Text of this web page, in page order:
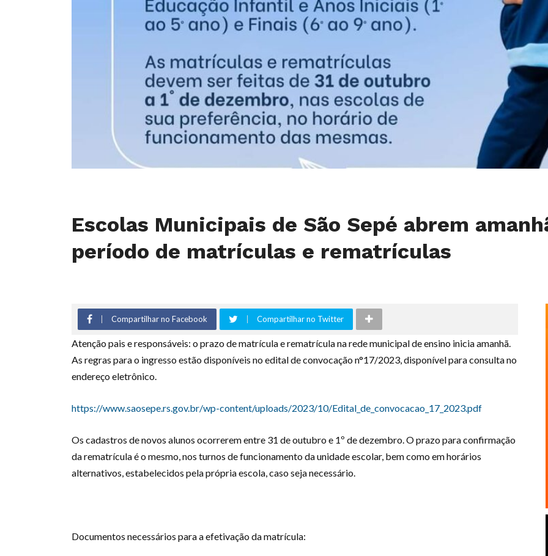
Escolas Municipais de São Sepé abrem
período de matrículas e rematrículas
Compartilhar no Facebook Compartilhar no Twitter
Atenção pais e responsáveis: o prazo de matrícula e rematrícula na rede municipal de ensino inicia amanhã.
As regras para o ingresso estão disponíveis no edital de convocação n°17/2023, disponível para consulta no
endereço eletrônico.
https://www.saosepe.rs.gov.br/wp-content/uploads/2023/10/Edital_de_convocacao_17_2023.pdf
Os cadastros de novos alunos ocorrerem entre 31 de outubro e 1º de dezembro. O prazo para confirmação
da rematrícula é o mesmo, nos turnos de funcionamento da unidade escolar, bem como em horários
alternativos, estabelecidos pela própria escola, caso seja necessário.
Documentos necessários para a efetivação da matrícula: